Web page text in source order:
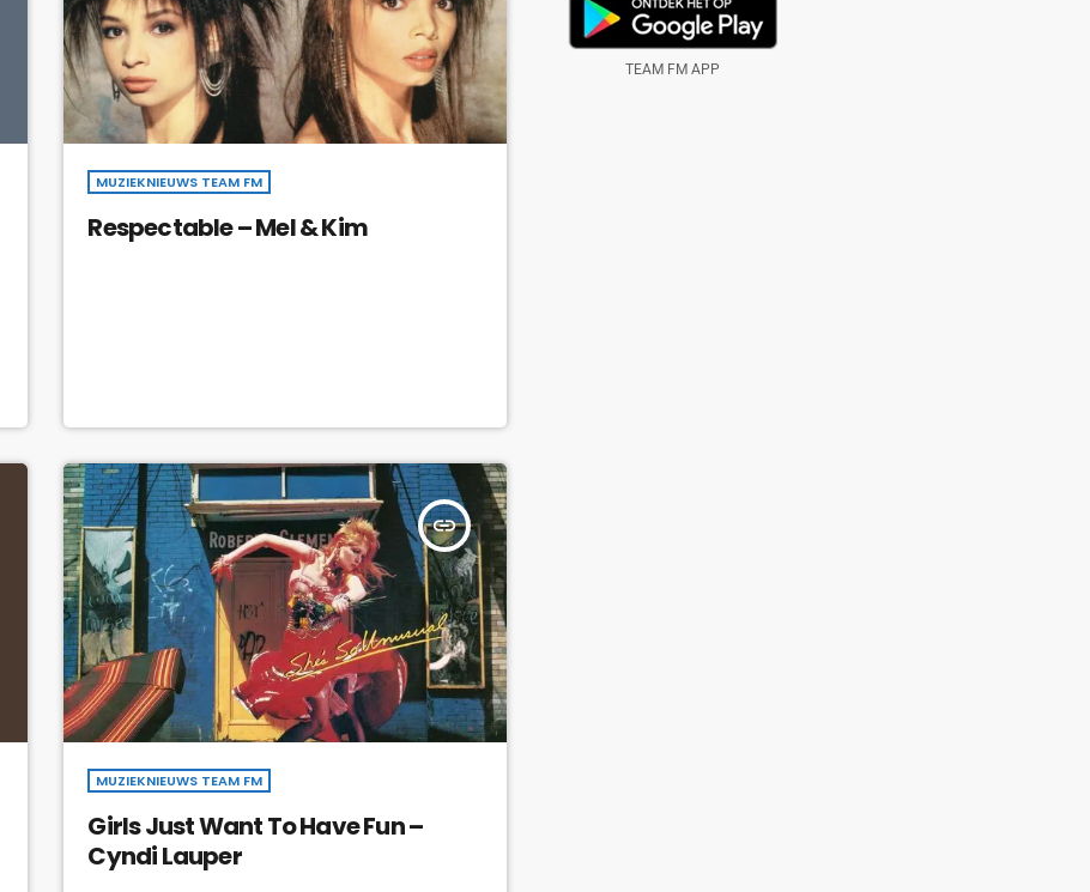
MUZIEKNIEUWS TEAM FM
Respectable – Mel & Kim
insert_link
MUZIEKNIEUWS TEAM FM
Girls Just Want To Have Fun –
Cyndi Lauper
TEAM FM APP